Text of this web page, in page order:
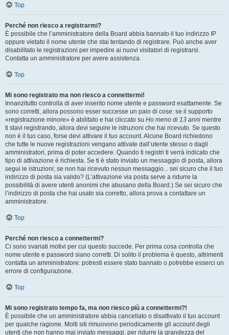
Top
Perché non riesco a registrarmi?
È possibile che l’amministratore della Board abbia bannato il tuo indirizzo IP
oppure vietato il nome utente che stai tentando di registrare. Può anche aver
disabilitato le registrazioni per impedire ai nuovi visitatori di registrarsi.
Contatta un amministratore per avere assistenza.
Top
Mi sono registrato ma non riesco a connettermi!
Innanzitutto controlla di aver inserito nome utente e password esattamente. Se
sono corretti, allora possono esser successe un paio di cose: se il supporto
«registrazione minore» è abilitato e hai cliccato su Ho meno di 13 anni mentre
ti stavi registrando, allora devi seguire le istruzioni che hai ricevuto. Se questo
non è il tuo caso, forse devi attivare il tuo account. Alcune Board richiedono
che tutte le nuove registrazioni vengano attivate dall’utente stesso o dagli
amministratori, prima di poter accedere. Quando ti registri ti verrà indicato che
tipo di attivazione è richiesta. Se ti è stato inviato un messaggio di posta, allora
segui le istruzioni; se non hai ricevuto nessun messaggio... sei sicuro che il tuo
indirizzo di posta sia valido? (L’attivazione via posta serve a ridurre la
possibilità di avere utenti anonimi che abusano della Board.) Se sei sicuro che
l’indirizzo di posta che hai usato sia corretto, allora prova a contattare un
amministratore.
Top
Perché non riesco a connettermi?
Ci sono svariati motivi per cui questo succede. Per prima cosa controlla che
nome utente e password siano corretti. Di solito il problema è questo, altrimenti
contatta un amministratore: potresti essere stato bannato o potrebbe esserci un
errore di configurazione.
Top
Mi sono registrato tempo fa, ma non riesco più a connettermi?!
È possibile che un amministratore abbia cancellato o disattivato il tuo account
per qualche ragione. Molti siti rimuovono periodicamente gli account degli
utenti che non hanno mai inviato messaggi, per ridurre la grandezza del